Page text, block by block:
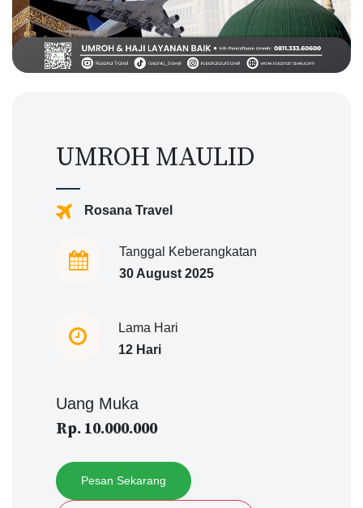
UMROH MAULID
Rosana Travel
Tanggal Keberangkatan
30 August 2025
Lama Hari
12 Hari
Uang Muka
Rp. 10.000.000
Pesan Sekarang